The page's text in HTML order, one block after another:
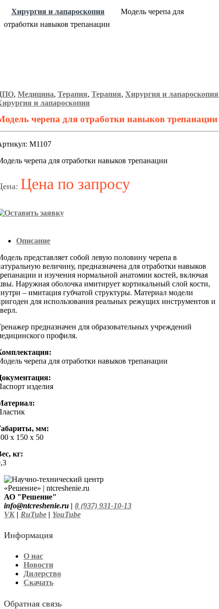
Хирургия и лапароскопия
Модель черепа для
отработки навыков трепанации
, Медицина, Терапия, Терапия, Хирургия и лапароскопия
и лапароскопия
черепа для отработки навыков трепанации
М1107
черепа для отработки навыков трепанации
Цена по запросу
Описание
представляет собой левую половину черепа в
величину, предназначена для отработки навыков
и изучения нормальной анатомии костей, включая
Наружная оболочка имитирует кортикальный слой кости,
– имитация губчатой структуры. Материал модели
для использования реальных режущих инструментов и
предназначен для образовательных учреждений
профиля.
черепа для отработки навыков трепанации
изделия
мм:
х 150 х 50
кг:
АО "Решение"
info@ntcreshenie.ru | 8 (937) 931-10-13
VK| RuTube | YouTube
Информация
О нас
Новости
Дилерство
Скачать
Обратная связь